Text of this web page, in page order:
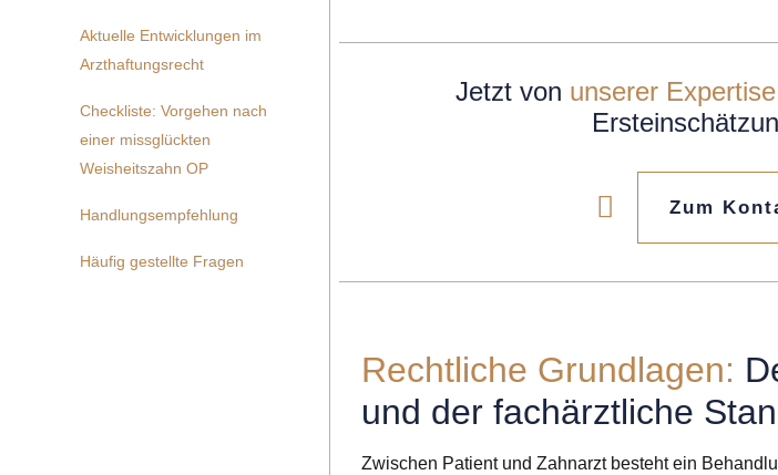
Aktuelle Entwicklungen im
Arzthaftungsrecht
Checkliste: Vorgehen nach
einer missglückten
Weisheitszahn OP
Handlungsempfehlung
Häufig gestellte Fragen
Jetzt von unserer
Zum
Rechtliche Grundlagen:
und der fachärztliche
Zwischen Patient und Zahnarzt besteht ein